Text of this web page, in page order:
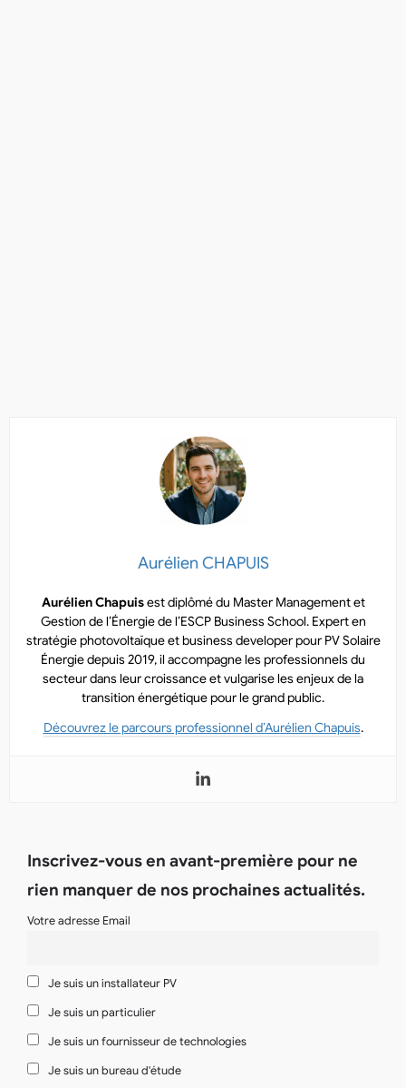
Aurélien CHAPUIS
Aurélien Chapuisest diplômé du Master Management et
Gestion de l’Énergie de l’ESCP Business School. Expert en
stratégie photovoltaïque et business developer pour PV Solaire
Énergie depuis 2019, il accompagne les professionnels du
secteur dans leur croissance et vulgarise les enjeux de la
transition énergétique pour le grand public.
Découvrez le parcours professionnel d’Aurélien Chapuis.
Inscrivez-vous en avant-première pour ne
rien manquer de nos prochaines actualités.
Votre adresse Email
Je suis un installateur PV
Je suis un particulier
Je suis un fournisseur de technologies
Je suis un bureau d'étude